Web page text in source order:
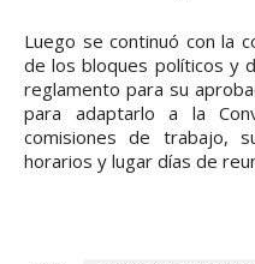
Luego se continuó con la
de los bloques políticos y
reglamento para su
para adaptarlo a la
comisiones de trabajo,
horarios y lugar días de